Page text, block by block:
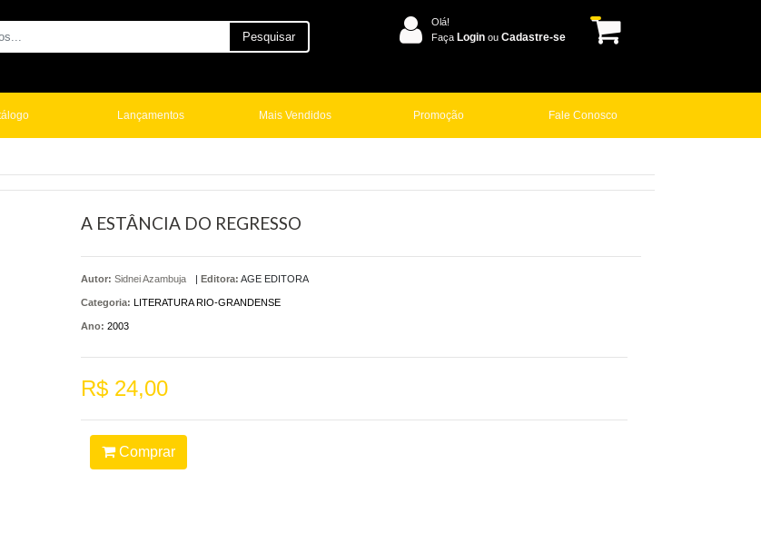
Pesquisar
Olá!
Faça Login ou Cadastre-se
Lançamentos Mais Vendidos Promoção Fale Conosco
A ESTÂNCIA DO REGRESSO
Autor: Sidnei Azambuja | Editora: AGE EDITORA
Categoria: LITERATURA RIO-GRANDENSE
Ano: 2003
R$ 24,00
Comprar